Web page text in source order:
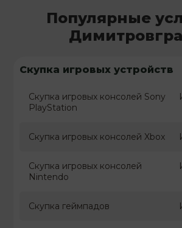
Популярные
Скупка игровых устройств
Скупка игровых консолей Sony
PlayStation
Скупка игровых консолей Xbox
Скупка игровых консолей
Nintendo
Скупка геймпадов